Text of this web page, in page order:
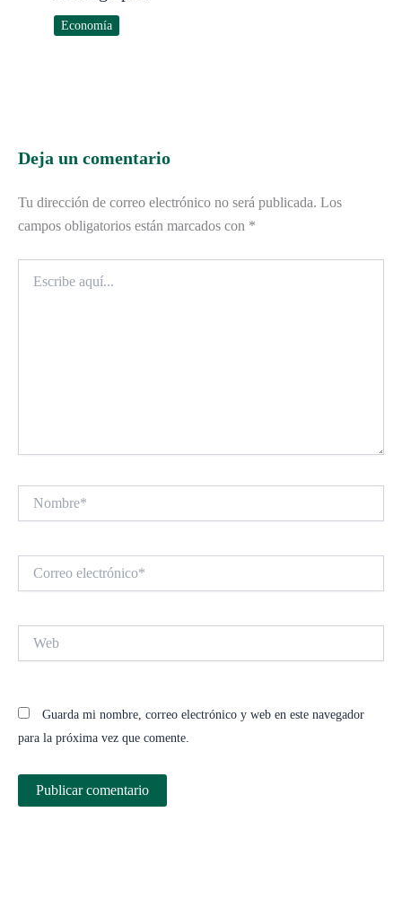
Economía
Deja un comentario
Tu dirección de correo electrónico no será publicada. Los
campos obligatorios están marcados con *
aquí...
electrónico*
Guarda mi nombre, correo electrónico y web en este navegador
para la próxima vez que comente.